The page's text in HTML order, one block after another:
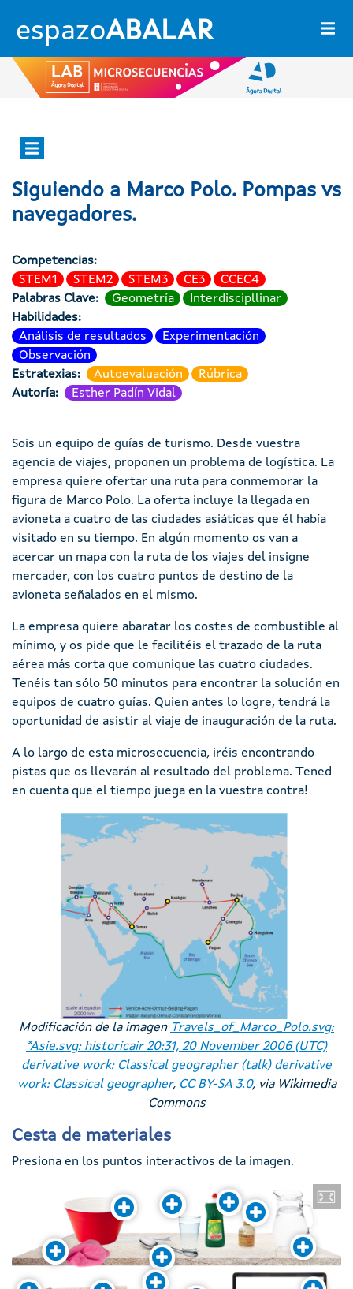
espazoABALAR
Ágora dixital
Siguiendo a Marco Polo. Pompas vs
navegadores.
Competencias
STEM1
STEM2 STEM3 CE3
CCEC4
Palabras Clave
Geometría
Interdiscipllinar
Habilidades
Análisis de resultados
Experimentación
Observación
Estratexias
Autoevaluación
Rúbrica
Autoría
Esther Padín Vidal
Sois un equipo de guías de turismo. Desde vuestra
agencia de viajes, proponen un problema de logística. La
empresa quiere ofertar una ruta para conmemorar la
figura de Marco Polo. La oferta incluye la llegada en
avioneta a cuatro de las ciudades asiáticas que él había
visitado en su tiempo. En algún momento os van a
acercar un mapa con la ruta de los viajes del insigne
mercader, con los cuatro puntos de destino de la
avioneta señalados en el mismo.
La empresa quiere abaratar los costes de combustible al
mínimo, y os pide que le facilitéis el trazado de la ruta
aérea más corta que comunique las cuatro ciudades.
Tenéis tan sólo 50 minutos para encontrar la solución en
equipos de cuatro guías. Quien antes lo logre, tendrá la
oportunidad de asistir al viaje de inauguración de la ruta.
A lo largo de esta microsecuencia, iréis encontrando
pistas que os llevarán al resultado del problema. Tened
en cuenta que el tiempo juega en la vuestra contra!
Modificación de la imagen Travels_of_Marco_Polo.svg:
*Asie.svg: historicair 20:31, 20 November 2006 (UTC)
derivative work: Classical geographer (talk) derivative
work: Classical geographer, CC BY-SA 3.0, via Wikimedia
Commons
Cesta de materiales
Presiona en los puntos interactivos de la imagen.